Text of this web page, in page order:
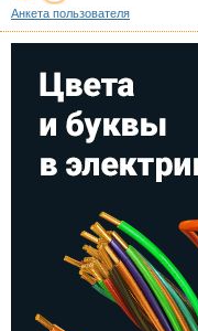
Анкета пользователя